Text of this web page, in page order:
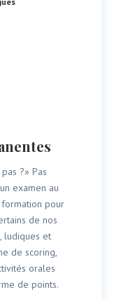
?» Pas
examen au
pour
de nos
ludiques et
de scoring,
orales
de points.